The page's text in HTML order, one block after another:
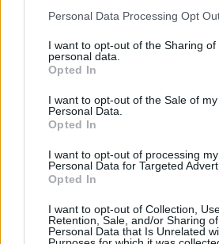
Please note that this website/app uses
not limited to your visit or usage
grant or deny consent to Google and
use your data for below specified
consent section.
Personal Data Processing Opt
I want to opt-out of the Sharing of
personal data.
Opted In
I want to opt-out of the Sale of my
Personal Data.
Opted In
I want to opt-out of processing my
Personal Data for Targeted
Opted In
I want to opt-out of Collection,
Retention, Sale, and/or Sharing
Personal Data that Is Unrelated
(Dürnstein)